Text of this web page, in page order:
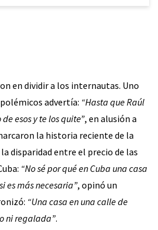
en dividir a los internautas. Uno
advertía: “Hasta que Raúl
esos y te los quite”, en alusión a
la historia reciente de la
disparidad entre el precio de las
“No sé por qué en Cuba una casa
es más necesaria”, opinó un
“Una casa en una calle de
ni regalada”.